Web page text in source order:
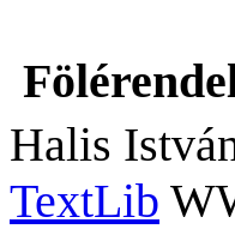
Halis
TextLib